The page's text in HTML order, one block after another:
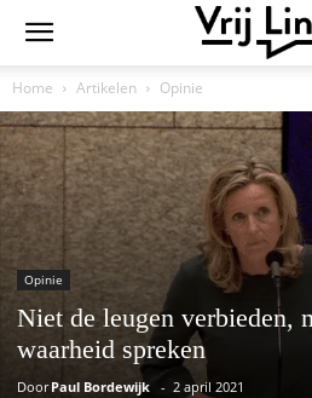
Home Artikelen Opinie
Opinie
Niet de leugen verbieden,
waarheid spreken
Door Paul Bordewijk - 2 april 2021